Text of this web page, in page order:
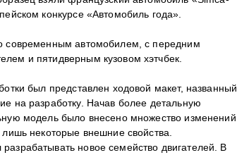
конкурсе «Автомобиль года».
современным автомобилем, с передним
и пятидверным кузовом хэтчбек.
был представлен ходовой макет, названный
на разработку. Начав более детальную
модель было внесено множество изменений.
некоторые внешние свойства.
новое семейство двигателей. В